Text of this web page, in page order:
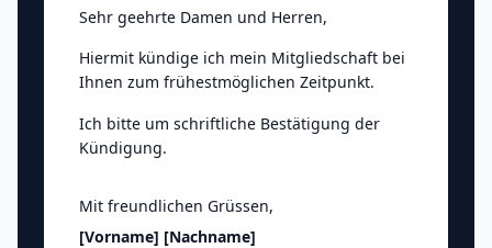
Sehr geehrte Damen und Herren,
Hiermit kündige ich mein Mitgliedschaft bei
Ihnen zum frühestmöglichen Zeitpunkt.
Ich bitte um schriftliche Bestätigung der
Kündigung.
Mit freundlichen Grüssen,
[Vorname] [Nachname]